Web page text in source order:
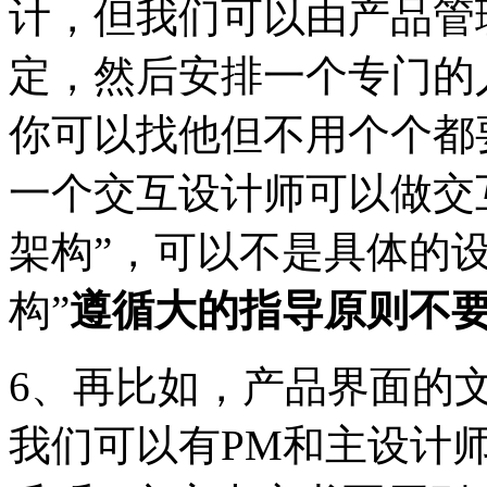
计，但我们可以由产品
定，然后安排一个专门
你可以找他但不用个个
一个交互设计师可以做
架构”，可以不是具体的
构”遵循大的指导原则不
6、再比如，产品界面的
我们可以有PM和主设计